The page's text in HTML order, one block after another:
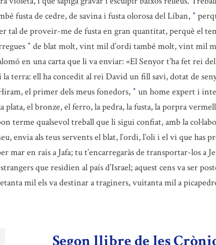
fusta de cedre, de savina i fusta olorosa del Líban, *
tal de proveir-me de fusta en gran quantitat, perquè el
* de blat molt, vint mil d’ordi també molt, vint mil
en una carta que li va enviar: «El Senyor t’ha fet rei del
la terra: ell ha concedit al rei David un fill savi, dotat de
el primer dels meus fonedors, * un home expert i
plata, el bronze, el ferro, la pedra, la fusta, la porpra
terme qualsevol treball que li sigui confiat, amb la
envia als teus servents el blat, l’ordi, l’oli i el vi que has
mar en rais a Jafa; tu t’encarregaràs de transportar-los a
que residien al país d’Israel; aquest cens va ser
mil els va destinar a traginers, vuitanta mil a